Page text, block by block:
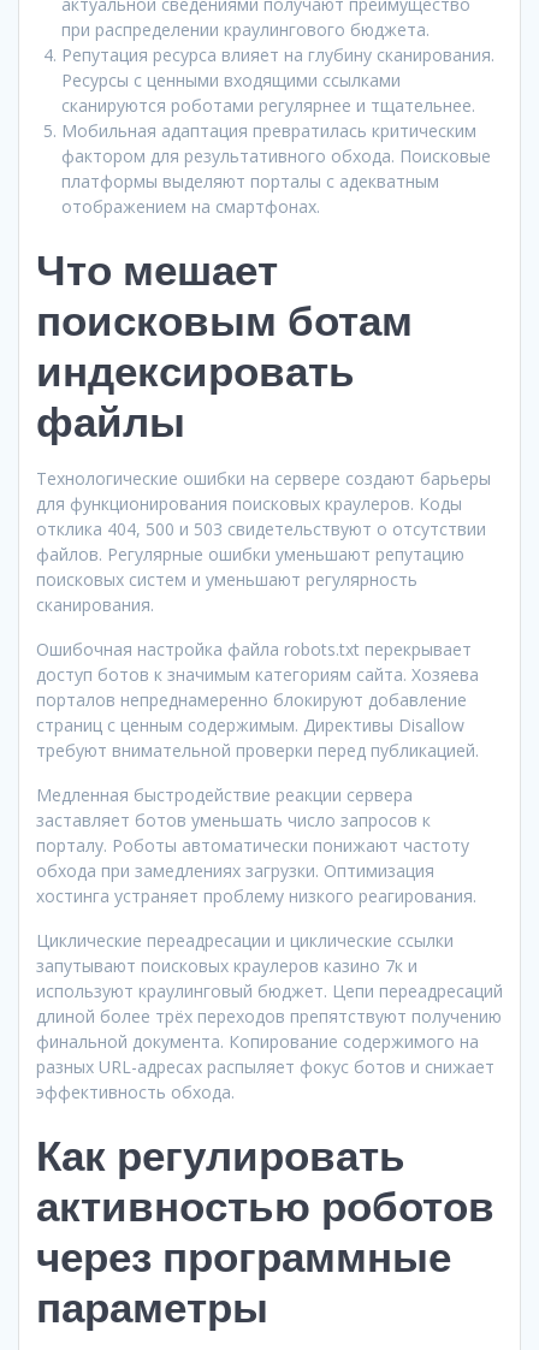
при распределении краулингового бюджета.
Репутация ресурса влияет на глубину сканирования.
Ресурсы с ценными входящими ссылками
сканируются роботами регулярнее и тщательнее.
Мобильная адаптация превратилась критическим
фактором для результативного обхода. Поисковые
платформы выделяют порталы с адекватным
отображением на смартфонах.
Что мешает
поисковым ботам
индексировать
файлы
Технологические ошибки на сервере создают барьеры
для функционирования поисковых краулеров. Коды
отклика 404, 500 и 503 свидетельствуют о отсутствии
файлов. Регулярные ошибки уменьшают репутацию
поисковых систем и уменьшают регулярность
сканирования.
Ошибочная настройка файла robots.txt перекрывает
доступ ботов к значимым категориям сайта. Хозяева
порталов непреднамеренно блокируют добавление
страниц с ценным содержимым. Директивы Disallow
требуют внимательной проверки перед публикацией.
Медленная быстродействие реакции сервера
заставляет ботов уменьшать число запросов к
порталу. Роботы автоматически понижают частоту
обхода при замедлениях загрузки. Оптимизация
хостинга устраняет проблему низкого реагирования.
Циклические переадресации и циклические ссылки
запутывают поисковых краулеров казино 7к и
используют краулинговый бюджет. Цепи переадресаций
длиной более трёх переходов препятствуют получению
финальной документа. Копирование содержимого на
разных URL-адресах распыляет фокус ботов и снижает
эффективность обхода.
Как регулировать
активностью роботов
через программные
параметры